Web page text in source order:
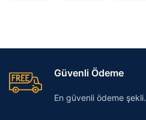
Güvenli Ödeme
En güvenli ödeme şekli.